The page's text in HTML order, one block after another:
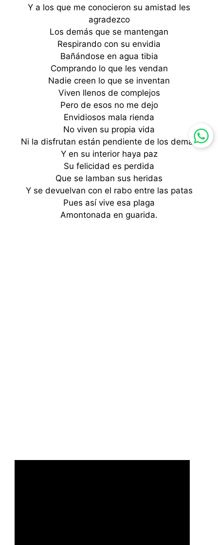
Y a los que me conocieron su amistad les
agradezco
Los demás que se mantengan
Respirando con su envidia
Bañándose en agua tibia
Comprando lo que les vendan
Nadie creen lo que se inventan
Viven llenos de complejos
Pero de esos no me dejo
Envidiosos mala rienda
No viven su propia vida
Ni la disfrutan están pendiente de los demás
Y en su interior haya paz
Su felicidad es perdida
Que se lamban sus heridas
Y se devuelvan con el rabo entre las patas
Pues así vive esa plaga
Amontonada en guarida.